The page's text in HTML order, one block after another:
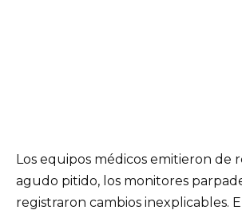
Los equipos médicos emitieron de
agudo pitido, los monitores
registraron cambios inexplicables.